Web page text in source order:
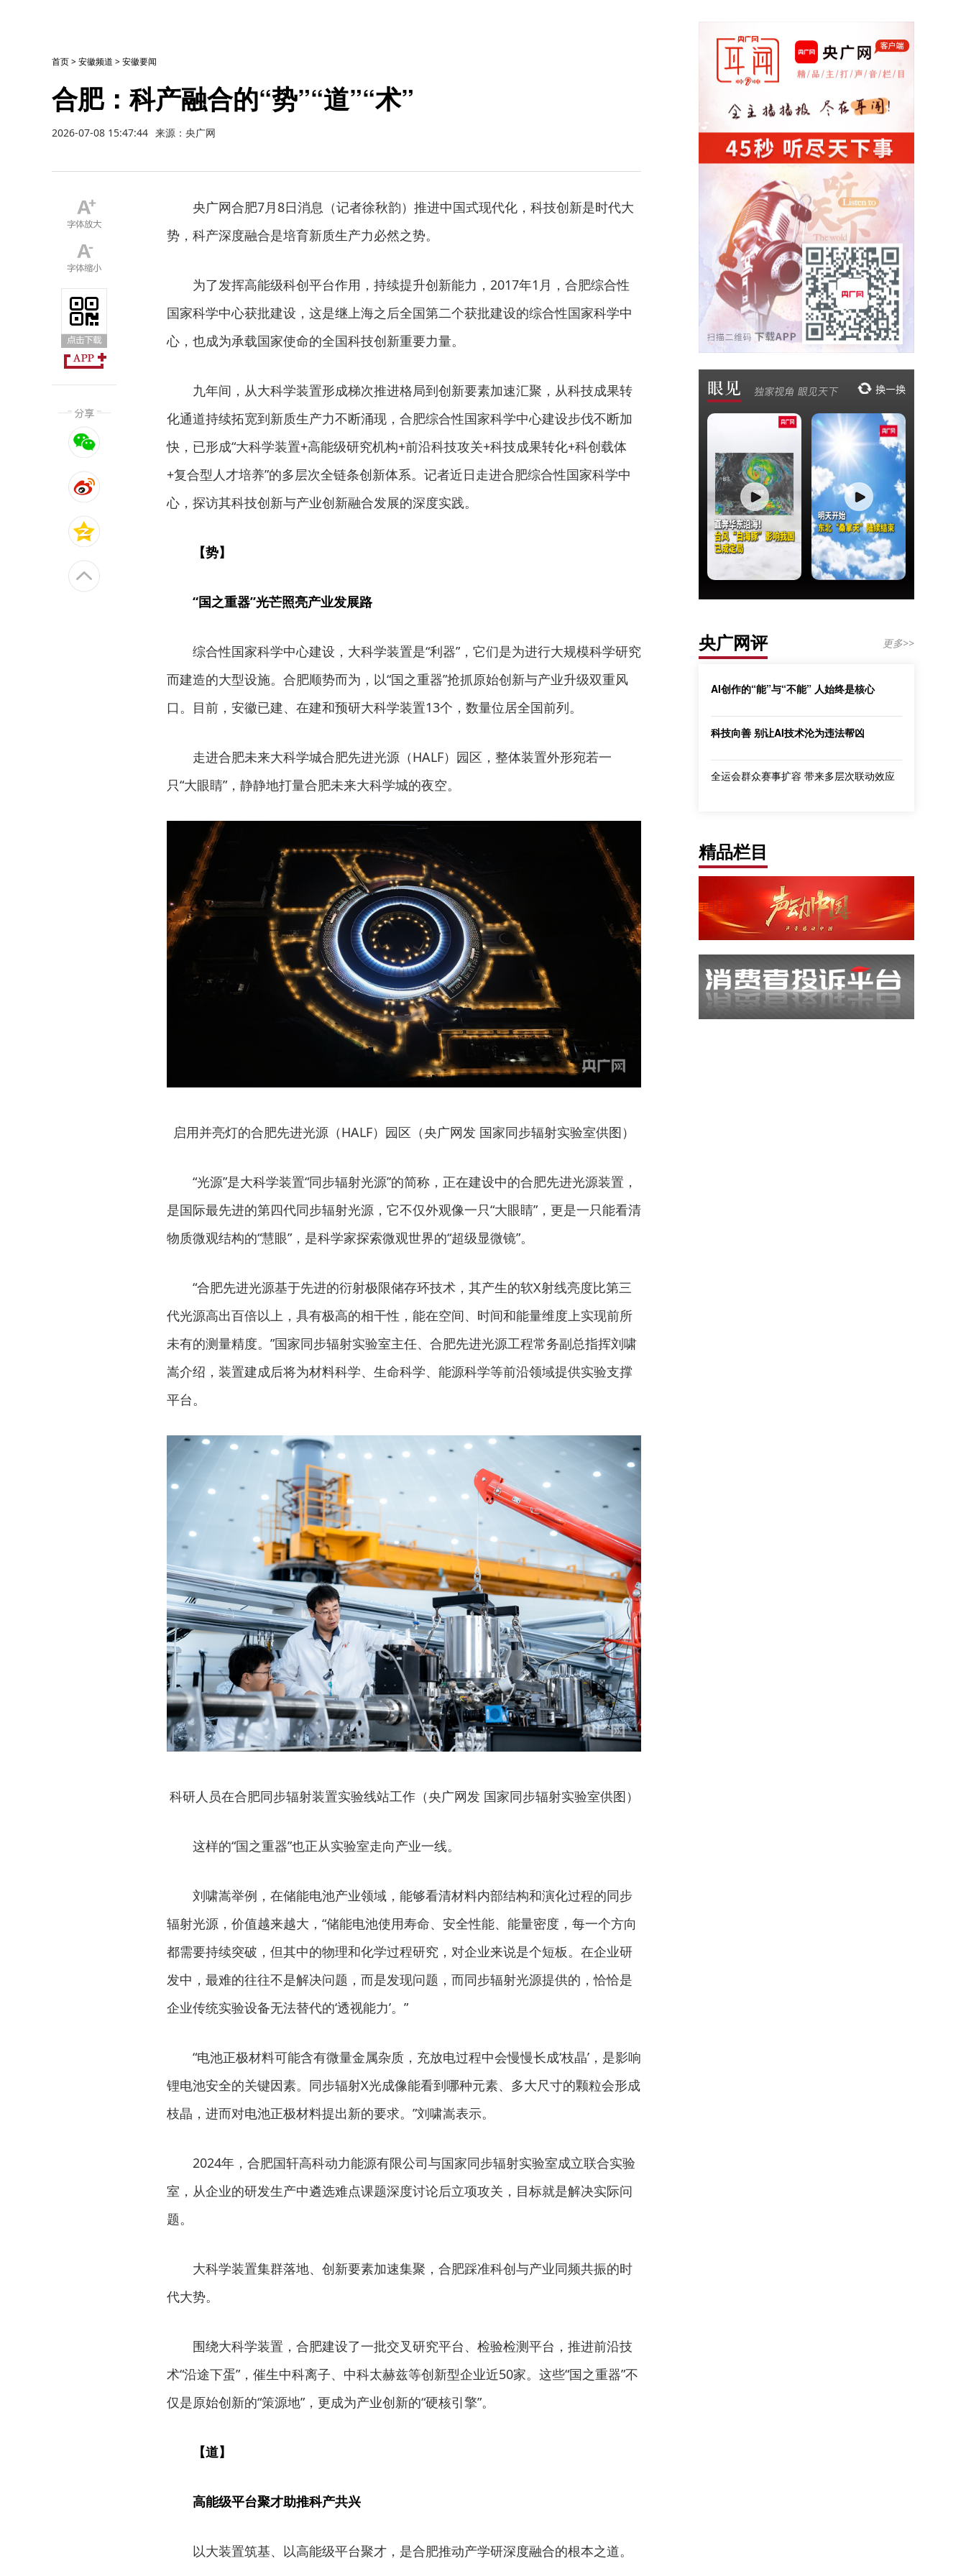
首页>安徽频道 >安徽要闻
合肥：科产融合的“势”“道”“术”
2026-07-08 15:47:44 来源：央广网
央广网合肥7月8日消息（记者徐秋韵）推进中国式现代化，科技创新是时代大
势，科产深度融合是培育新质生产力必然之势。
为了发挥高能级科创平台作用，持续提升创新能力，2017年1月，合肥综合性
国家科学中心获批建设，这是继上海之后全国第二个获批建设的综合性国家科学中
心，也成为承载国家使命的全国科技创新重要力量。
九年间，从大科学装置形成梯次推进格局到创新要素加速汇聚，从科技成果转
化通道持续拓宽到新质生产力不断涌现，合肥综合性国家科学中心建设步伐不断加
快，已形成“大科学装置+高能级研究机构+前沿科技攻关+科技成果转化+科创载体
+复合型人才培养”的多层次全链条创新体系。记者近日走进合肥综合性国家科学中
心，探访其科技创新与产业创新融合发展的深度实践。
【势】
“国之重器”光芒照亮产业发展路
综合性国家科学中心建设，大科学装置是“利器”，它们是为进行大规模科学研究
而建造的大型设施。合肥顺势而为，以“国之重器”抢抓原始创新与产业升级双重风
口。目前，安徽已建、在建和预研大科学装置13个，数量位居全国前列。
走进合肥未来大科学城合肥先进光源（HALF）园区，整体装置外形宛若一
只“大眼睛”，静静地打量合肥未来大科学城的夜空。
启用并亮灯的合肥先进光源（HALF）园区（央广网发 国家同步辐射实验室供图）
“光源”是大科学装置“同步辐射光源”的简称，正在建设中的合肥先进光源装置，
是国际最先进的第四代同步辐射光源，它不仅外观像一只“大眼睛”，更是一只能看清
物质微观结构的“慧眼”，是科学家探索微观世界的“超级显微镜”。
“合肥先进光源基于先进的衍射极限储存环技术，其产生的软X射线亮度比第三
代光源高出百倍以上，具有极高的相干性，能在空间、时间和能量维度上实现前所
未有的测量精度。”国家同步辐射实验室主任、合肥先进光源工程常务副总指挥刘啸
嵩介绍，装置建成后将为材料科学、生命科学、能源科学等前沿领域提供实验支撑
平台。
科研人员在合肥同步辐射装置实验线站工作（央广网发 国家同步辐射实验室供图）
这样的“国之重器”也正从实验室走向产业一线。
刘啸嵩举例，在储能电池产业领域，能够看清材料内部结构和演化过程的同步
辐射光源，价值越来越大，“储能电池使用寿命、安全性能、能量密度，每一个方向
都需要持续突破，但其中的物理和化学过程研究，对企业来说是个短板。在企业研
发中，最难的往往不是解决问题，而是发现问题，而同步辐射光源提供的，恰恰是
企业传统实验设备无法替代的‘透视能力’。”
“电池正极材料可能含有微量金属杂质，充放电过程中会慢慢长成‘枝晶’，是影响
锂电池安全的关键因素。同步辐射X光成像能看到哪种元素、多大尺寸的颗粒会形成
枝晶，进而对电池正极材料提出新的要求。”刘啸嵩表示。
2024年，合肥国轩高科动力能源有限公司与国家同步辐射实验室成立联合实验
室，从企业的研发生产中遴选难点课题深度讨论后立项攻关，目标就是解决实际问
题。
大科学装置集群落地、创新要素加速集聚，合肥踩准科创与产业同频共振的时
代大势。
围绕大科学装置，合肥建设了一批交叉研究平台、检验检测平台，推进前沿技
术“沿途下蛋”，催生中科离子、中科太赫兹等创新型企业近50家。这些“国之重器”不
仅是原始创新的“策源地”，更成为产业创新的“硬核引擎”。
【道】
高能级平台聚才助推科产共兴
以大装置筑基、以高能级平台聚才，是合肥推动产学研深度融合的根本之道。
央广网评 更多>>
AI创作的“能”与“不能” 人始终是核心
科技向善 别让AI技术沦为违法帮凶
全运会群众赛事扩容 带来多层次联动效应
精品栏目